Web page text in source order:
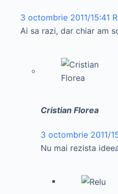
3 octombrie 2011/15:41
Ai sa razi, dar chiar am
Cristian Florea
3 octombrie 2011/
Nu mai rezista